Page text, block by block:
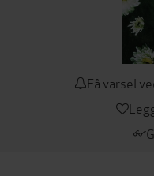
Få varsel